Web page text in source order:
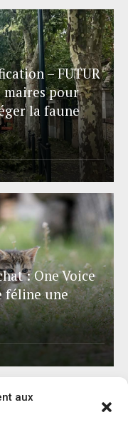
aux
– FUTUR
maires pour
la faune
: One Voice
féline une